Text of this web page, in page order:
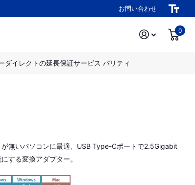
お問い合わせ
0
ダイレクトの延長保証サービス パリティ
無いパソコンに最適、USB Type-Cポートで2.5Gigabit
する変換アダプター。